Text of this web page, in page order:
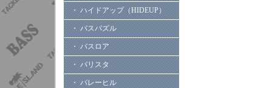
・ ハイドアップ（HIDEUP）
・ バスパズル
・ バスロア
・ バリスタ
・ バレーヒル